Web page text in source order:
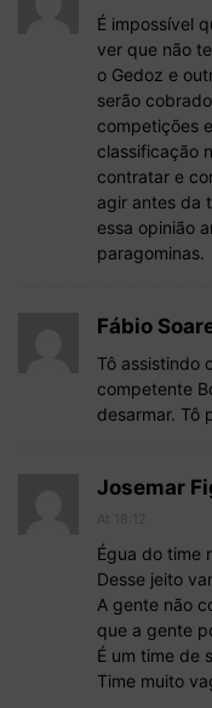
É impossível
ver que não
o Gedoz e
serão
competições
classificação
contratar e
agir antes da
essa opinião
paragominas.
Fábio
Tô assistindo
competente
desarmar. Tô
Josemar
Égua do time
Desse jeito
A gente não
que a gente
É um time de
Time muito